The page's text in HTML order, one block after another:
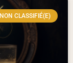
NON CLASSIFIÉ(E)